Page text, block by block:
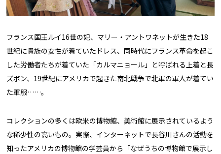
フランス国王ルイ16世の妃、マリー・アントワネットが生きた18
世紀に貴族の女性が着ていたドレス、同時代にフランス革命を起こ
した労働者たちが着ていた「カルマニョール」と呼ばれる上着と長
ズボン、19世紀にアメリカで起きた南北戦争で北軍の軍人が着てい
た軍服……。
コレクションの多くは欧米の博物館、美術館に展示されているよう
な稀少性の高いもの。実際、インターネットで長谷川さんの活動を
知ったアメリカの博物館の学芸員から「なぜうちの博物館で展示し